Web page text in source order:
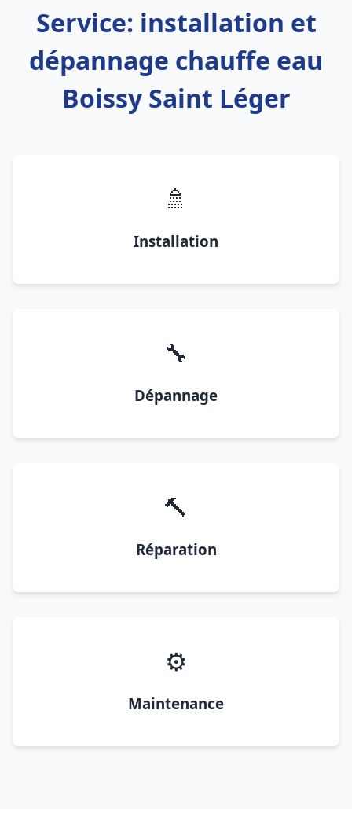
Service: installation et
dépannage chauffe eau
Boissy Saint Léger
🚿
Installation
🔧
Dépannage
🔨
Réparation
⚙️
Maintenance